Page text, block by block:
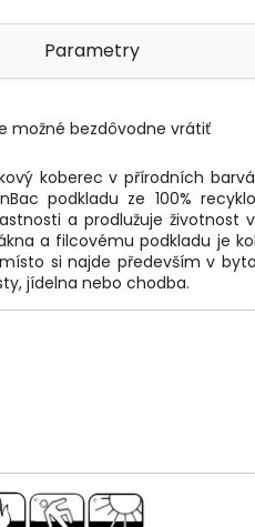
Parametry
možné bezdôvodne vrátiť
koberec v přírodních
podkladu ze 100%
a prodlužuje životnost
a filcovému podkladu je
si najde především v
jídelna nebo chodba.